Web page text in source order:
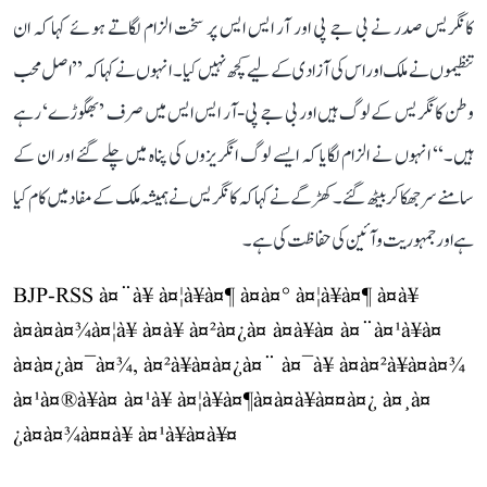
کانگریس صدر نے بی جے پی اور آر ایس ایس پر سخت الزام لگاتے ہوئے کہا کہ ان
تنظیموں نے ملک اور اس کی آزادی کے لیے کچھ نہیں کیا۔ انہوں نے کہا کہ ’’اصل محب
وطن کانگریس کے لوگ ہیں اور بی جے پی-آر ایس ایس میں صرف ’بھگوڑے‘ رہے
ہیں۔‘‘ انہوں نے الزام لگایا کہ ایسے لوگ انگریزوں کی پناہ میں چلے گئے اور ان کے
سامنے سر جھکا کر بیٹھ گئے۔ کھڑگے نے کہا کہ کانگریس نے ہمیشہ ملک کے مفاد میں کام کیا
ہے اور جمہوریت و آئین کی حفاظت کی ہے۔
BJP-RSS à¤¨à¥ à¤¦à¥à¤¶ à¤à¤° à¤¦à¥à¤¶ à¤à¥
à¤à¤à¤¾à¤¦à¥ à¤à¥ à¤²à¤¿à¤ à¤à¥à¤ à¤¨à¤¹à¥à¤
à¤à¤¿à¤¯à¤¾, à¤²à¥à¤à¤¿à¤¨ à¤¯à¥ à¤à¤²à¥à¤à¤¾
à¤¹à¤®à¥à¤ à¤¹à¥ à¤¦à¥à¤¶à¤­à¤à¥à¤¤à¤¿ à¤¸à¤
¿à¤à¤¾à¤¤à¥ à¤¹à¥à¤à¥¤